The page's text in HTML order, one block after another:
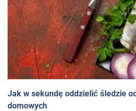
Jak w sekundę oddzielić śledzie
domowych